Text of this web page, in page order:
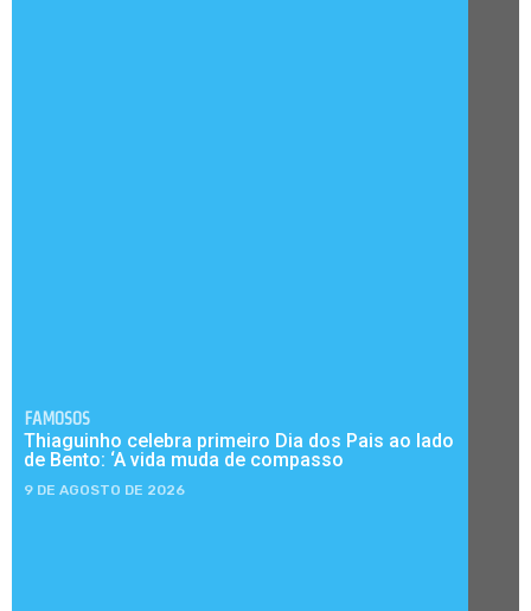
FAMOSOS
Thiaguinho celebra primeiro Dia dos Pais ao lado
de Bento: ‘A vida muda de compasso
9 DE AGOSTO DE 2026